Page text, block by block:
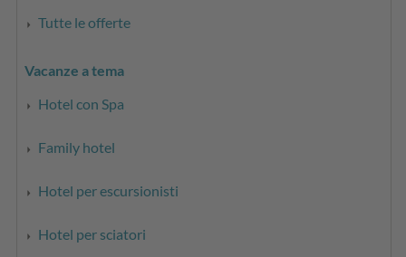
Tutte le offerte
Vacanze a tema
Hotel con Spa
Family hotel
Hotel per escursionisti
Hotel per sciatori